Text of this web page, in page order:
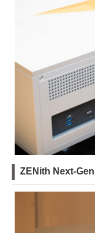
ZENith Next-Gen